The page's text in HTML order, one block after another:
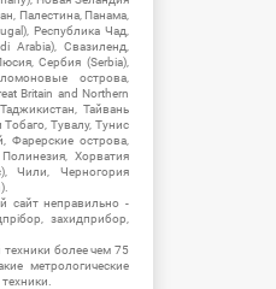
Палестина, Панама,
Республика Чад,
Arabia), Свазиленд,
Сербия (Serbia),
острова,
Britain and Northern
Тайвань
Тувалу, Тунис
Фарерские острова,
Хорватия
Чили, Черногория
сайт неправильно -
захидприбор,
более чем 75
метрологические